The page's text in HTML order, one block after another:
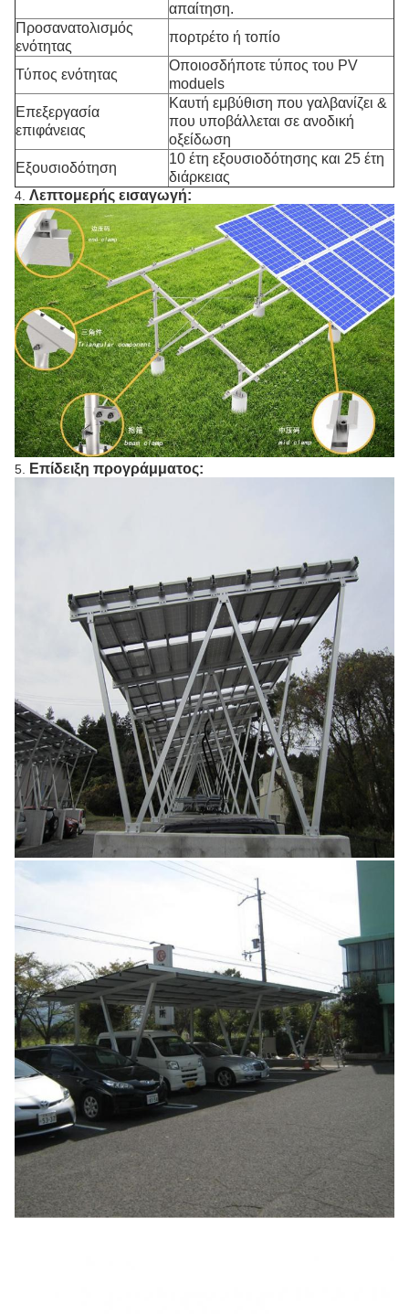
απαίτηση.
Προσανατολισμός
ενότητας
πορτρέτο ή τοπίο
Τύπος ενότητας
Οποιοσδήποτε τύπος του PV
moduels
Επεξεργασία
επιφάνειας
Καυτή εμβύθιση που γαλβανίζει &
που υποβάλλεται σε ανοδική
οξείδωση
Εξουσιοδότηση
10 έτη εξουσιοδότησης και 25 έτη
διάρκειας
4. Λεπτομερής εισαγωγή:
5. Επίδειξη προγράμματος: